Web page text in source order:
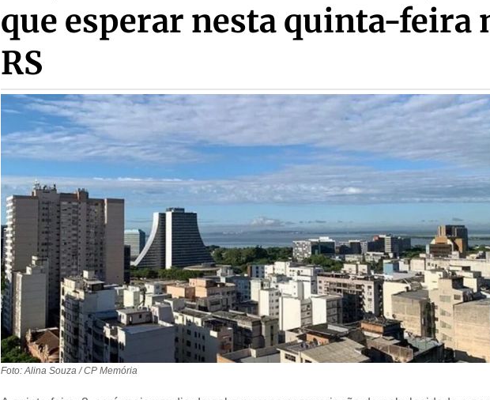
que esperar nesta quinta-feira
RS
Foto: Alina Souza / CP Memória